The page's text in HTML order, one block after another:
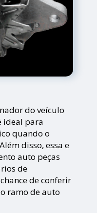
do veículo
ideal para
quando o
disso, essa e
auto peças
de
de conferir
ramo de auto